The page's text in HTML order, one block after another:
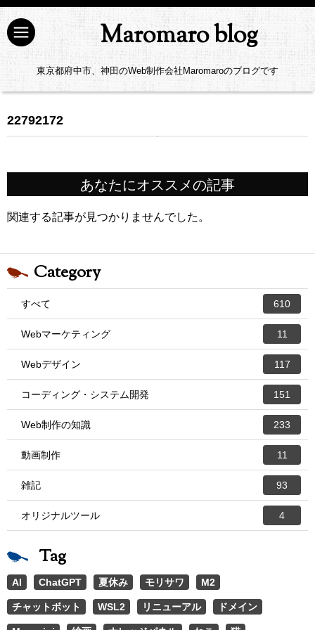
Maromaro blog
東京都府中市、神田のWeb制作会社Maromaroのブログです
22792172
あなたにオススメの記事
関連する記事が見つかりませんでした。
Category
すべて 610
Webマーケティング 11
Webデザイン 117
コーディング・システム開発 151
Web制作の知識 233
動画制作 11
雑記 93
オリジナルツール 4
Tag
AI ChatGPT 夏休み モリサワ M2
チャットボット WSL2 リニューアル ドメイン